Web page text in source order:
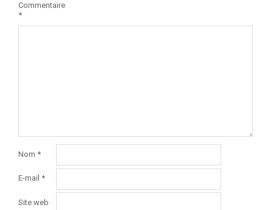
Commentaire
*
Nom *
E-mail *
Site web